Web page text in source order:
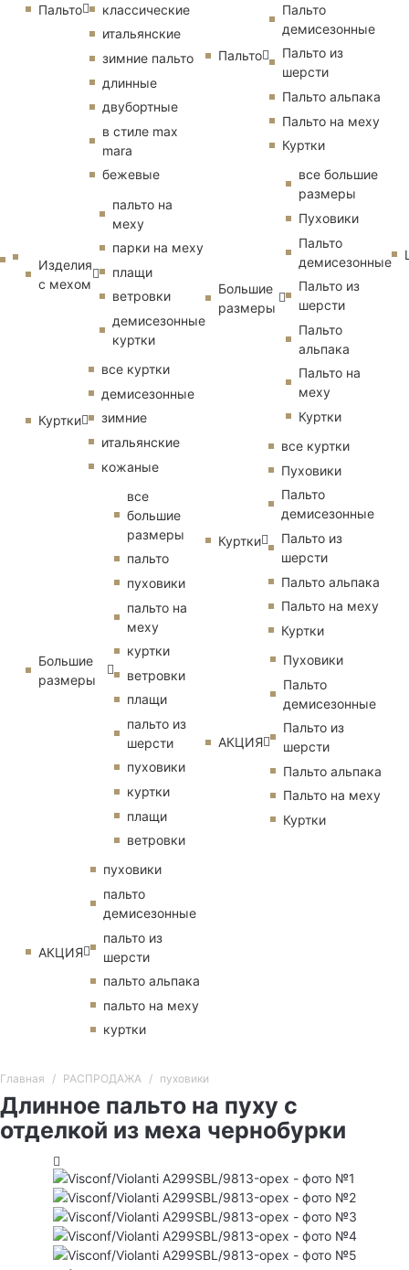
Пальто
классические
итальянские
зимние пальто
длинные
двубортные
в стиле max
mara
бежевые
Изделия
с мехом
пальто на
меху
парки на меху
плащи
ветровки
демисезонные
куртки
Куртки
все куртки
демисезонные
зимние
итальянские
кожаные
Большие
размеры
все
большие
размеры
пальто
пуховики
пальто на
меху
куртки
ветровки
плащи
пальто из
шерсти
пуховики
куртки
плащи
ветровки
АКЦИЯ
пуховики
пальто
демисезонные
пальто из
шерсти
пальто альпака
пальто на меху
куртки
Пальто
Пальто
демисезонные
Пальто из
шерсти
Пальто альпака
Пальто на меху
Куртки
Большие
размеры
все большие
размеры
Пуховики
Пальто
демисезонные
Пальто из
шерсти
Пальто
альпака
Пальто на
меху
Куртки
Куртки
все куртки
Пуховики
Пальто
демисезонные
Пальто из
шерсти
Пальто альпака
Пальто на меху
Куртки
АКЦИЯ
Пуховики
Пальто
демисезонные
Пальто из
шерсти
Пальто альпака
Пальто на меху
Куртки
Главная РАСПРОДАЖА пуховики
Длинное пальто на пуху с
отделкой из меха чернобурки